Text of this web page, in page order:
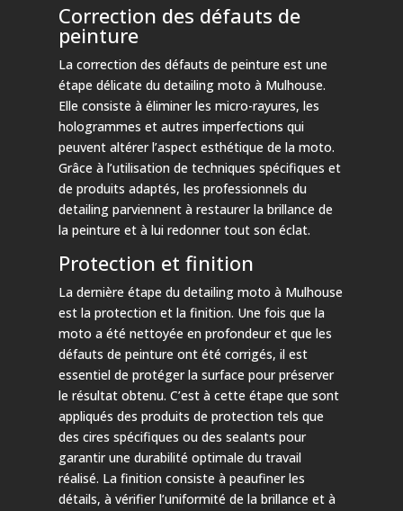
Correction des défauts de
peinture
La correction des défauts de peinture est une
étape délicate du detailing moto à Mulhouse.
Elle consiste à éliminer les micro-rayures, les
hologrammes et autres imperfections qui
peuvent altérer l’aspect esthétique de la moto.
Grâce à l’utilisation de techniques spécifiques et
de produits adaptés, les professionnels du
detailing parviennent à restaurer la brillance de
la peinture et à lui redonner tout son éclat.
Protection et finition
La dernière étape du detailing moto à Mulhouse
est la protection et la finition. Une fois que la
moto a été nettoyée en profondeur et que les
défauts de peinture ont été corrigés, il est
essentiel de protéger la surface pour préserver
le résultat obtenu. C’est à cette étape que sont
appliqués des produits de protection tels que
des cires spécifiques ou des sealants pour
garantir une durabilité optimale du travail
réalisé. La finition consiste à peaufiner les
détails, à vérifier l’uniformité de la brillance et à